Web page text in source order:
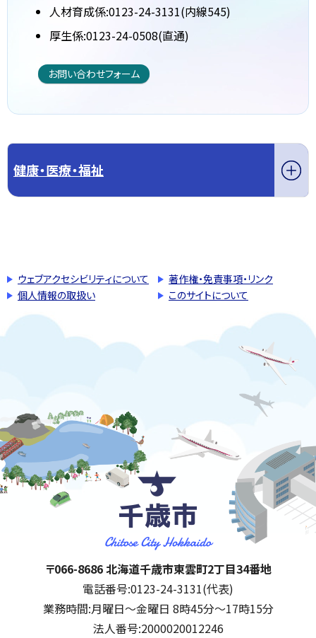
人材育成係:0123-24-3131(内線545)
厚生係:0123-24-0508(直通)
お問い合わせフォーム
健康・医療・福祉
ウェブアクセシビリティについて
著作権・免責事項・リンク
個人情報の取扱い
このサイトについて
千歳市
住所:
〒066-8686 北海道千歳市東雲町2丁目34番地
電話番号:0123-24-3131(代表)
業務時間:月曜日～金曜日 8時45分～17時15分
法人番号:2000020012246